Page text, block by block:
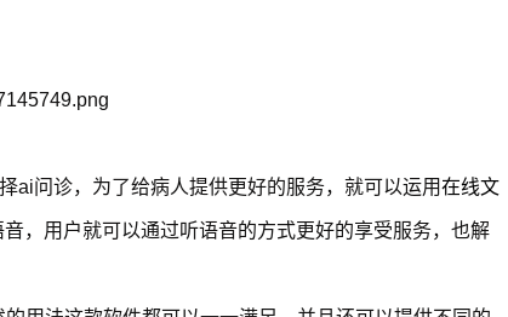
ai问诊，为了给病人提供更好的服务，就可以运用在线文
，用户就可以通过听语音的方式更好的享受服务，也解